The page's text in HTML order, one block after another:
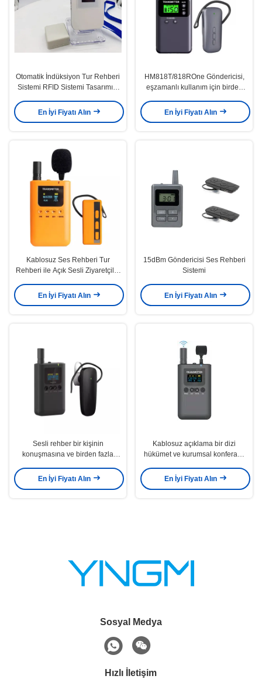
Otomatik İndüksiyon Tur Rehberi
Sistemi RFID Sistemi Tasarımını
En İyi Fiyatı Alın
HM818T/818ROne Göndericisi,
eşzamanlı kullanım için birden
En İyi Fiyatı Alın
Kablosuz Ses Rehberi Tur
Rehberi ile Açık Sesli Ziyaretçiler
En İyi Fiyatı Alın
15dBm Göndericisi Ses Rehberi
Sistemi
En İyi Fiyatı Alın
Sesli rehber bir kişinin
konuşmasına ve birden fazla
En İyi Fiyatı Alın
Kablosuz açıklama bir dizi
hükümet ve kurumsal konferans
rehberi açıklama
En İyi Fiyatı Alın
Sosyal Medya
Hızlı İletişim